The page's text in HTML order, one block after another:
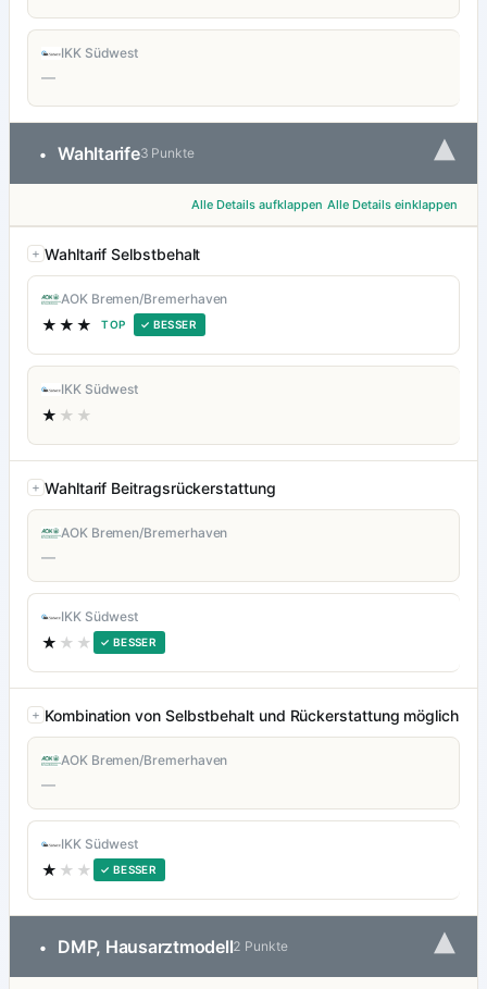
IKK Südwest
—
• Wahltarife3 Punkte ▾
Alle Details aufklappen Alle Details einklappen
Wahltarif Selbstbehalt
AOK Bremen/Bremerhaven
★★★ TOP ✓ BESSER
IKK Südwest
★ ★★
Wahltarif Beitragsrückerstattung
AOK Bremen/Bremerhaven
—
IKK Südwest
★ ★★ ✓ BESSER
Kombination von Selbstbehalt und Rückerstattung möglich
AOK Bremen/Bremerhaven
—
IKK Südwest
★ ★★ ✓ BESSER
• DMP, Hausarztmodell2 Punkte ▾